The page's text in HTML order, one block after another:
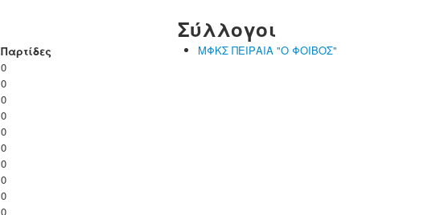
Παρτίδες
0
0
0
0
0
0
0
0
0
0
Σύλλογοι
ΜΦΚΣ ΠΕΙΡΑΙΑ "Ο ΦΟΙΒΟΣ"